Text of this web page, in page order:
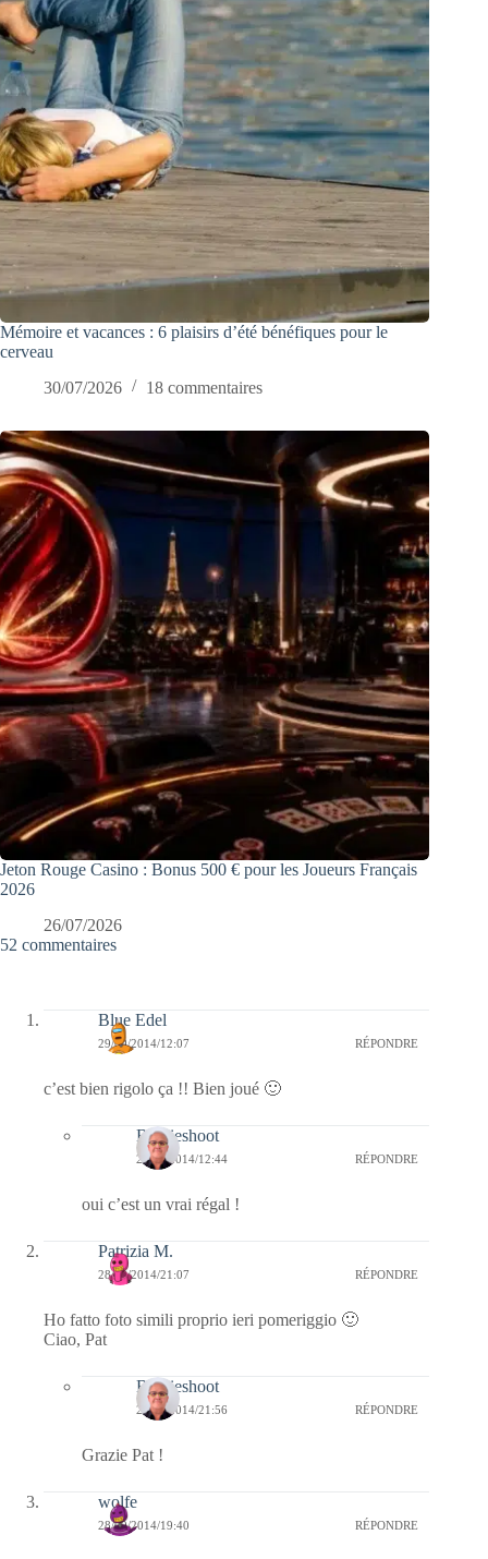
Mémoire et vacances : 6 plaisirs d’été bénéfiques pour le
cerveau
30/07/2026
18 commentaires
Jeton Rouge Casino : Bonus 500 € pour les Joueurs Français
2026
26/07/2026
52 commentaires
Blue Edel
29/09/2014/12:07 RÉPONDRE
c’est bien rigolo ça !! Bien joué 🙂
Bernieshoot
29/09/2014/12:44 RÉPONDRE
oui c’est un vrai régal !
Patrizia M.
28/09/2014/21:07 RÉPONDRE
Ho fatto foto simili proprio ieri pomeriggio 🙂
Ciao, Pat
Bernieshoot
28/09/2014/21:56 RÉPONDRE
Grazie Pat !
wolfe
28/09/2014/19:40 RÉPONDRE